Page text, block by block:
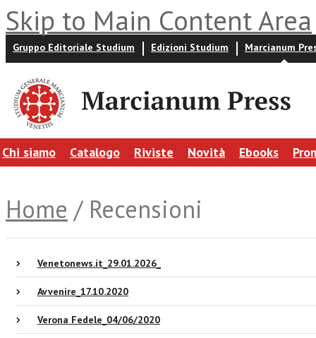
Skip to Main Content Area
Gruppo Editoriale Studium Edizioni Studium Marcianum
Chi siamo Catalogo Riviste Novità Ebooks
Home / Recensioni
Venetonews.it_29.01.2026_
Avvenire_17.10.2020
Verona Fedele_04/06/2020